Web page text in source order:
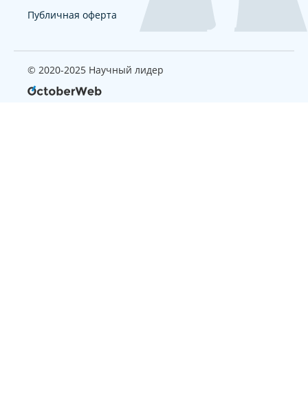
Публичная оферта
© 2020-2025 Научный лидер